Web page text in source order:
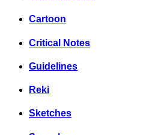
Cartoon
Critical Notes
Guidelines
Reki
Sketches